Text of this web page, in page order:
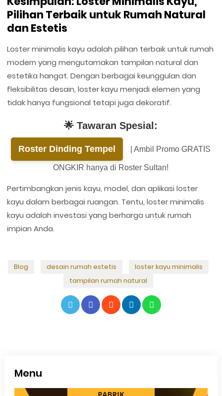
Pilihan Terbaik untuk Rumah Natural
dan Estetis
Loster minimalis kayu adalah pilihan terbaik untuk rumah
modern yang mengutamakan tampilan natural dan
estetika hangat. Dengan berbagai keunggulan dan
fleksibilitas desain, loster kayu menjadi elemen yang
tidak hanya fungsional tetapi juga dekoratif.
🌟 Tawaran Spesial:
Roster Dinding Tempel | Ambil Promo GRATIS
ONGKIR hanya di Roster Sultan!
Pertimbangkan jenis kayu, model, dan aplikasi loster
kayu dalam berbagai ruangan. Tentu, loster minimalis
kayu adalah investasi yang berharga untuk rumah
impian Anda.
Blog desain rumah estetis
loster kayu minimalis
tampilan rumah natural
Menu